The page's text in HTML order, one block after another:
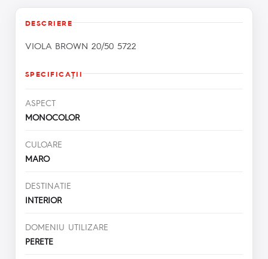
DESCRIERE
VIOLA BROWN 20/50 5722
SPECIFICAŢII
ASPECT
MONOCOLOR
CULOARE
MARO
DESTINATIE
INTERIOR
DOMENIU UTILIZARE
PERETE